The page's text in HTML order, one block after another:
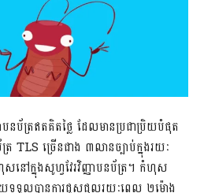
បនប័ត្រឥតគិតថ្លៃ ដែលមានប្រជាប្រិយបំផុត
TLS ច្រើនជាង ៣លានច្បាប់ក្នុងរយៈ
ៅក្នុងសូហ្វវែរវិញ្ញាបនប័ត្រ។ កំហុស